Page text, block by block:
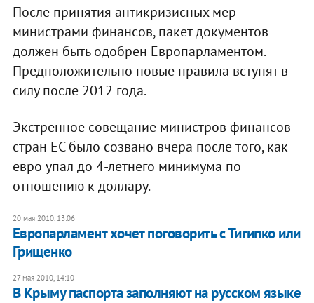
После принятия антикризисных мер
министрами финансов, пакет документов
должен быть одобрен Европарламентом.
Предположительно новые правила вступят в
силу после 2012 года.
Экстренное совещание министров финансов
стран ЕС было созвано вчера после того, как
евро упал до 4-летнего минимума по
отношению к доллару.
20 мая 2010, 13:06
Европарламент хочет поговорить с Тигипко или
Грищенко
27 мая 2010, 14:10
В Крыму паспорта заполняют на русском языке